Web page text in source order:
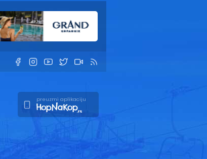
preuzmi aplikaciju